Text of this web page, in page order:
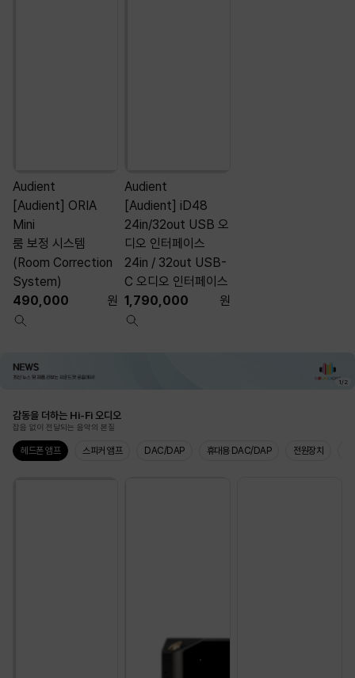
Audient
[Audient] ORIA
Mini
룸 보정 시스템
(Room Correction
System)
490,000
원
Audient
[Audient] iD48
24in/32out USB 오
디오 인터페이스
24in / 32out USB-
C 오디오 인터페이스
1,790,000
원
1 / 2
감동을 더하는 Hi-Fi 오디오
잡음 없이 전달되는 음악의 본질
헤드폰 앰프 스피커 앰프 DAC/DAP 휴대용 DAC/DAP 전원장치